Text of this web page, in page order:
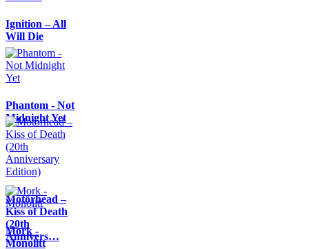
Ignition – All
Will Die
Phantom - Not
Midnight Yet
Motörhead –
Kiss of Death
(20th
Annivers…
Mork -
Monolitt